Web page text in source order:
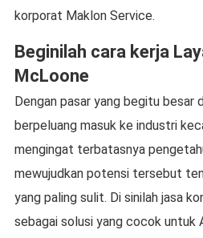
korporat Maklon Service.
Beginilah cara kerja
McLoone
Dengan pasar yang begitu besar
berpeluang masuk ke industri
mengingat terbatasnya
mewujudkan potensi tersebut
yang paling sulit. Di sinilah jasa
sebagai solusi yang cocok untuk